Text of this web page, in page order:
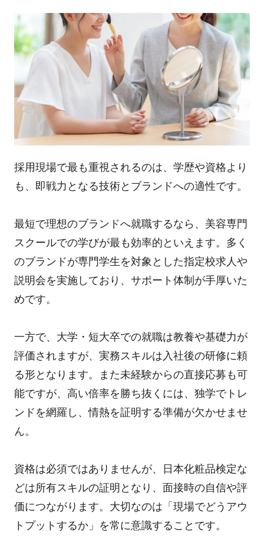
採用現場で最も重視されるのは、学歴や資格より
も、即戦力となる技術とブランドへの適性です。
最短で理想のブランドへ就職するなら、美容専門
スクールでの学びが最も効率的といえます。多く
のブランドが専門学生を対象とした指定校求人や
説明会を実施しており、サポート体制が手厚いた
めです。
一方で、大学・短大卒での就職は教養や基礎力が
評価されますが、実務スキルは入社後の研修に頼
る形となります。また未経験からの直接応募も可
能ですが、高い倍率を勝ち抜くには、独学でトレ
ンドを網羅し、情熱を証明する準備が欠かせませ
ん。
資格は必須ではありませんが、日本化粧品検定な
どは所有スキルの証明となり、面接時の自信や評
価につながります。大切なのは「現場でどうアウ
トプットするか」を常に意識することです。